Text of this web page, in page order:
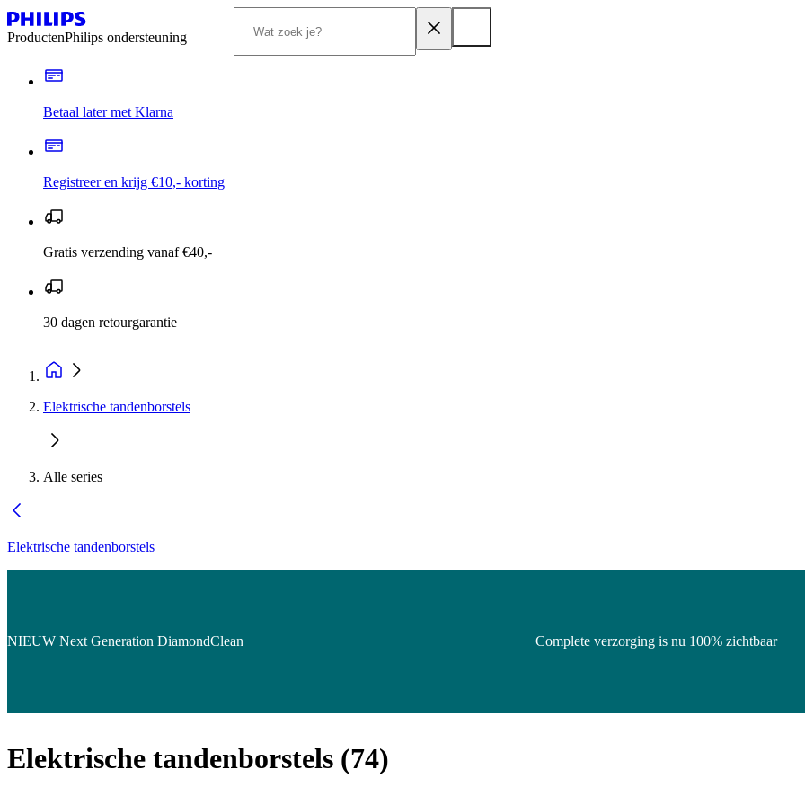
ProductenPhilips ondersteuning
Betaal later met Klarna
Registreer en krijg €10,- korting
Gratis verzending vanaf €40,-
30 dagen retourgarantie
Elektrische tandenborstels
Alle series
Elektrische tandenborstels
NIEUW Next Generation DiamondClean Complete verzorging is nu 100% zichtbaar
Elektrische tandenborstels (74)